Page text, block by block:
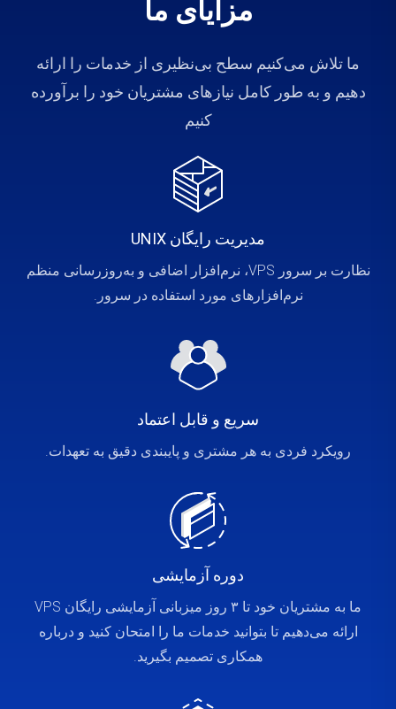
مزایای ما
ما تلاش می‌کنیم سطح بی‌نظیری از خدمات را ارائه
دهیم و به طور کامل نیازهای مشتریان خود را برآورده
کنیم
مدیریت رایگان UNIX
نظارت بر سرور VPS، نرم‌افزار اضافی و به‌روزرسانی منظم
نرم‌افزارهای مورد استفاده در سرور.
سریع و قابل اعتماد
رویکرد فردی به هر مشتری و پایبندی دقیق به تعهدات.
دوره آزمایشی
ما به مشتریان خود تا ۳ روز میزبانی آزمایشی رایگان VPS
ارائه می‌دهیم تا بتوانید خدمات ما را امتحان کنید و درباره
همکاری تصمیم بگیرید.